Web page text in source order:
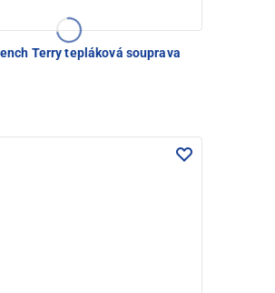
Terry tepláková souprava